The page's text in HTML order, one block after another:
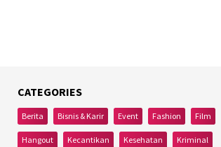
CATEGORIES
Berita Bisnis & Karir Event Fashion Film
Hangout Kecantikan Kesehatan Kriminal